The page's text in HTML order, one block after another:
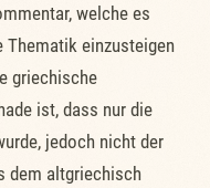
welche es
Thematik einzusteigen
griechische
ist, dass nur die
jedoch nicht der
dem altgriechisch